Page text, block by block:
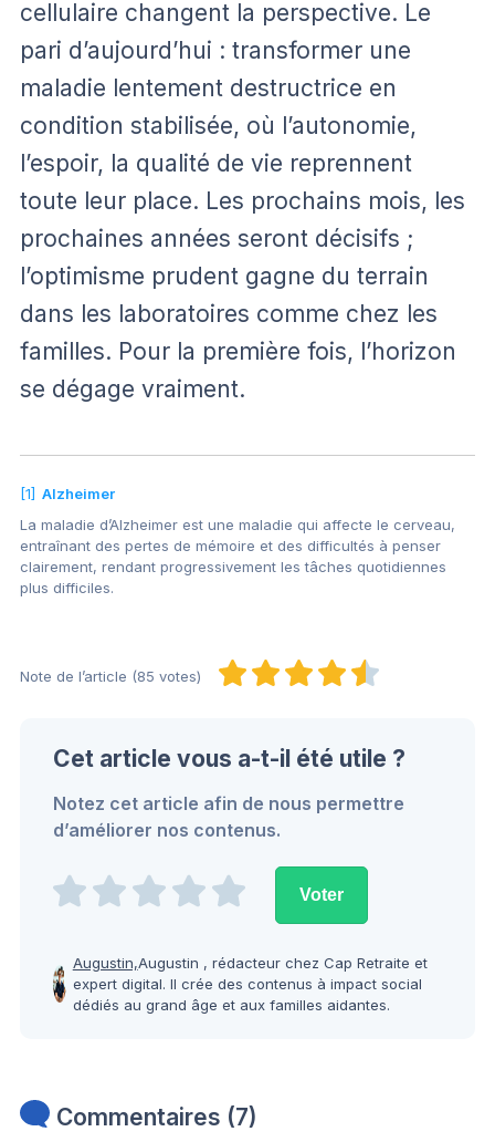
cellulaire changent la perspective. Le
pari d’aujourd’hui : transformer une
maladie lentement destructrice en
condition stabilisée, où l’autonomie,
l’espoir, la qualité de vie reprennent
toute leur place. Les prochains mois, les
prochaines années seront décisifs ;
l’optimisme prudent gagne du terrain
dans les laboratoires comme chez les
familles. Pour la première fois, l’horizon
se dégage vraiment.
[1] Alzheimer
La maladie d’Alzheimer est une maladie qui affecte le cerveau,
entraînant des pertes de mémoire et des difficultés à penser
clairement, rendant progressivement les tâches quotidiennes
plus difficiles.
Note de l’article (85 votes)
Cet article vous a-t-il été utile ?
Notez cet article afin de nous permettre
d’améliorer nos contenus.
Augustin,Augustin , rédacteur chez Cap Retraite et
expert digital. Il crée des contenus à impact social
dédiés au grand âge et aux familles aidantes.
Commentaires (7)